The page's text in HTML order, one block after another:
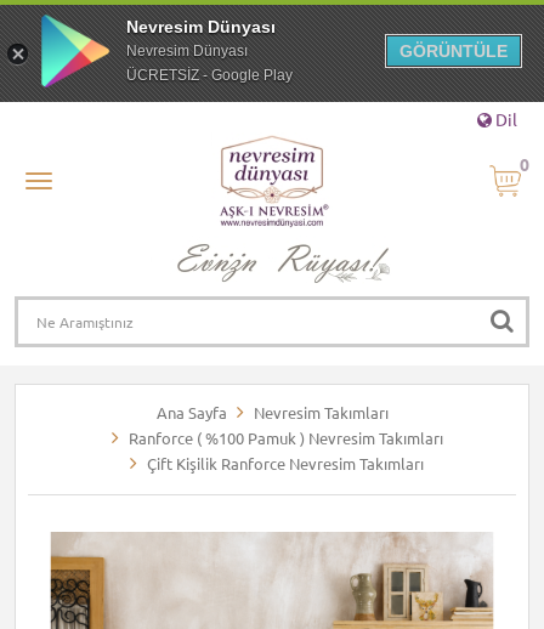
Dil
0
Ana Sayfa
Nevresim Takımları
Ranforce ( %100 Pamuk ) Nevresim Takımları
Çift Kişilik Ranforce Nevresim Takımları
Nevresim Dünyası
Nevresim Dünyası
ÜCRETSİZ - Google Play
GÖRÜNTÜLE